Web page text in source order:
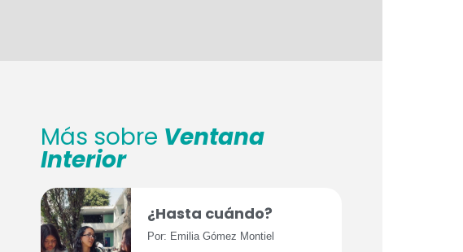
Más sobre Ventana
Interior
¿Hasta cuándo?
Por: Emilia Gómez Montiel